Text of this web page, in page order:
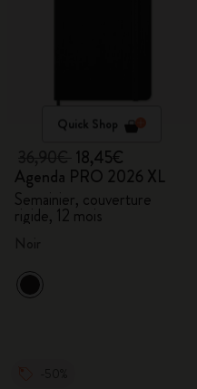
Quick Shop
18,45€
Agenda PRO 2026 XL
Semainier, couverture
rigide, 12 mois